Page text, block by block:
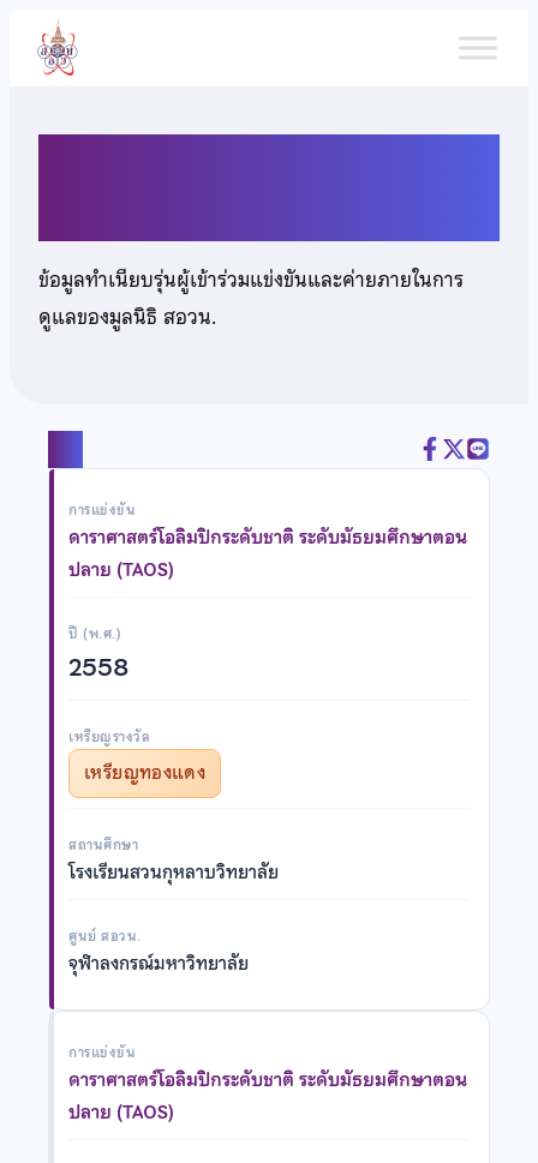
เนื้อหา
ข้อมูลทำเนียบรุ่นผู้เข้าร่วมแข่งขันและค่ายภายในการ
ดูแลของมูลนิธิ สอวน.
การแข่งขัน
ดาราศาสตร์โอลิมปิกระดับชาติ ระดับมัธยมศึกษาตอน
ปลาย (TAOS)
ปี (พ.ศ.)
2558
เหรียญรางวัล
เหรียญทองแดง
สถานศึกษา
โรงเรียนสวนกุหลาบวิทยาลัย
ศูนย์ สอวน.
จุฬาลงกรณ์มหาวิทยาลัย
การแข่งขัน
ดาราศาสตร์โอลิมปิกระดับชาติ ระดับมัธยมศึกษาตอน
ปลาย (TAOS)